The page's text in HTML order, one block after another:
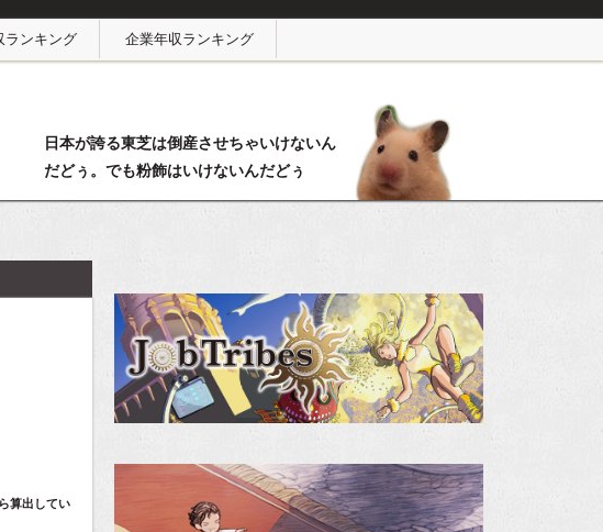
ランキング 企業年収ランキング
日本が誇る東芝は倒産させちゃいけないん
だどぅ。でも粉飾はいけないんだどぅ
算出してい